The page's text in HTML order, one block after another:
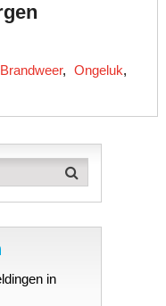
Brandweer, Ongeluk,
in